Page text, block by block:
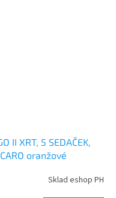
II XRT, 5 SEDAČEK,
oranžové
Sklad eshop PH